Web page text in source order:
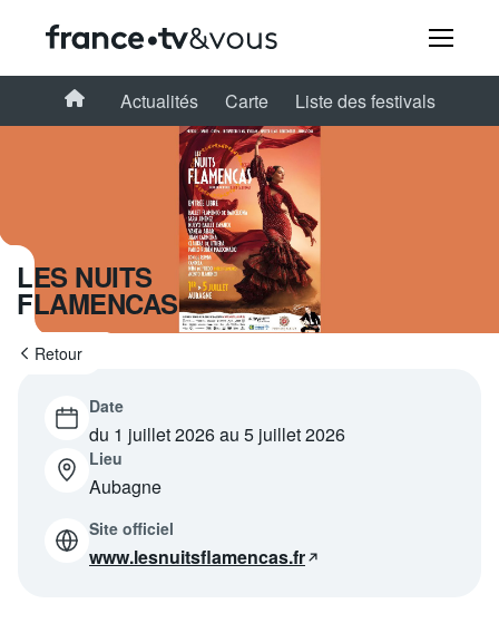
Rechercher
Creators
À la une
Participer et assister à une émission
À votre écoute
Productions et innovation
Programme tv
Accueil
Actualités Carte Liste des festivals
Retour
LES NUITS
FLAMENCAS
Date
du 1 juillet 2026 au 5 juillet 2026
Lieu
Aubagne
Site officiel
www.lesnuitsflamencas.fr